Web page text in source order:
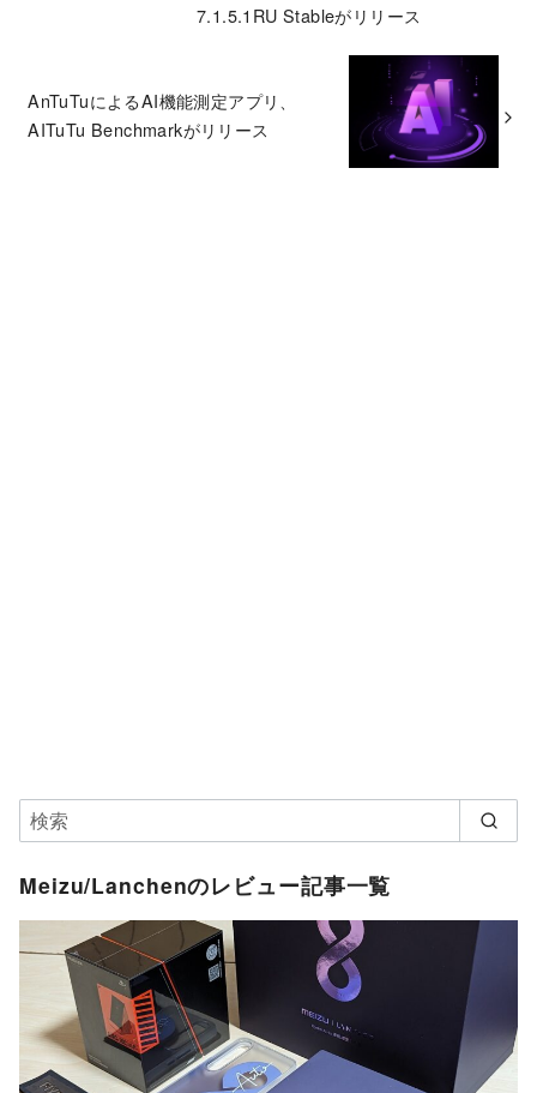
7.1.5.1RU Stableがリリース
AnTuTuによるAI機能測定アプリ、
AITuTu Benchmarkがリリース
Meizu/Lanchenのレビュー記事一覧